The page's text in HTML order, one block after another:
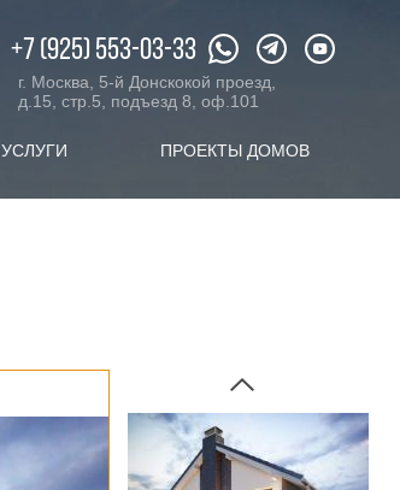
+7 (925) 553-03-33
г. Москва, 5-й Донскокой проезд,
д.15, стр.5, подъезд 8, оф.101
УСЛУГИ ПРОЕКТЫ ДОМОВ